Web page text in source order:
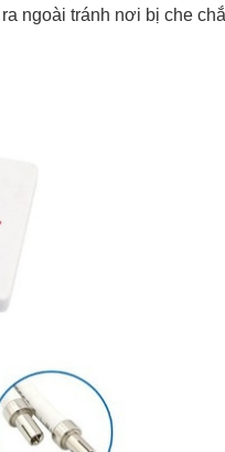
ngoài tránh nơi bị che